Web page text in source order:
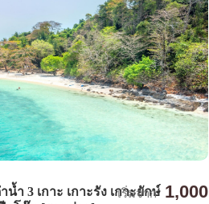
ำ 3 เกาะ เกาะรัง เกาะยักษ์
เริ่มจาก 1,000